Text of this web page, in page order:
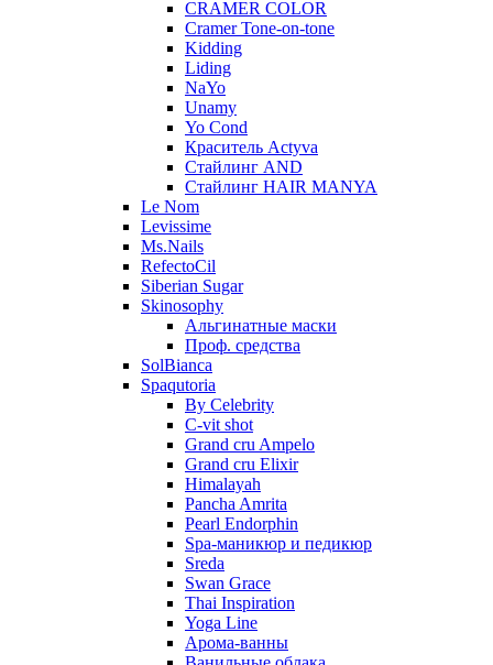
CRAMER COLOR
Cramer Tone-on-tone
Kidding
Liding
NaYo
Unamy
Yo Cond
Краситель Actyva
Стайлинг AND
Стайлинг HAIR MANYA
Le Nom
Levissime
Ms.Nails
RefectoCil
Siberian Sugar
Skinosophy
Альгинатные маски
Проф. средства
SolBianca
Spaqutoria
By Celebrity
C-vit shot
Grand cru Ampelo
Grand сru Elixir
Himalayah
Pancha Amrita
Pearl Endorphin
Spa-маникюр и педикюр
Sreda
Swan Grace
Thai Inspiration
Yoga Line
Арома-ванны